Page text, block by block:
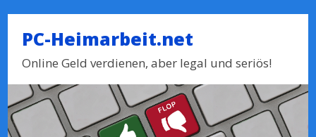
PC-Heimarbeit.net
Online Geld verdienen, aber legal und seriös!